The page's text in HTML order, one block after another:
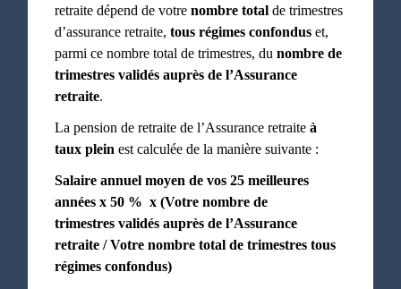
retraite dépend de votrenombre total de trimestres
d’assurance retraite,tous régimes confondus et,
parmi ce nombre total de trimestres, dunombre de
trimestres validés auprès de l’Assurance
retraite.
La pension de retraite de l’Assurance retraiteà
taux plein est calculée de la manière suivante :
Salaire annuel moyen de vos 25 meilleures
années x50 % x (Votre nombre de
trimestresvalidés auprès de l’Assurance
retraite / Votre nombre total de trimestrestous
régimes confondus)